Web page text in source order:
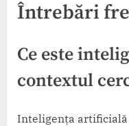
Întrebări
Ce este
contextul
Inteligența artificială